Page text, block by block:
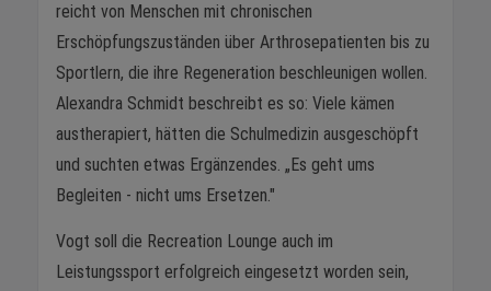
reicht von Menschen mit chronischen
Erschöpfungszuständen über Arthrosepatienten bis zu
Sportlern, die ihre Regeneration beschleunigen wollen.
Alexandra Schmidt beschreibt es so: Viele kämen
austherapiert, hätten die Schulmedizin ausgeschöpft
und suchten etwas Ergänzendes. „Es geht ums
Begleiten - nicht ums Ersetzen."
Vogt soll die Recreation Lounge auch im
Leistungssport erfolgreich eingesetzt worden sein,